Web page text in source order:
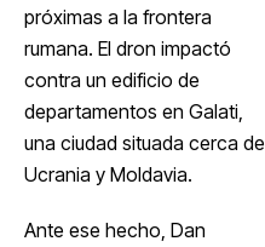
próximas a la frontera
rumana. El dron impactó
contra un edificio de
departamentos en Galati,
una ciudad situada cerca de
Ucrania y Moldavia.
Ante ese hecho, Dan